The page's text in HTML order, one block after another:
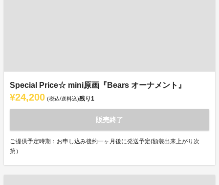
Special Price☆ mini原画『Bears オーナメント』
¥24,200 (税込/送料込)残り1
販売終了
ご提供予定時期：お申し込み後約一ヶ月後に発送予定(額装出来上がり次
第）